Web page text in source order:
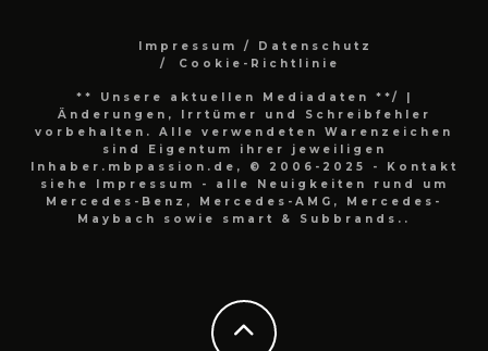
Impressum / Datenschutz
Cookie-Richtlinie
** Unsere aktuellen Mediadaten **/
|
Änderungen, Irrtümer und Schreibfehler
vorbehalten. Alle verwendeten Warenzeichen
sind Eigentum ihrer jeweiligen
Inhaber.mbpassion.de, © 2006-2025 - Kontakt
siehe Impressum - alle Neuigkeiten rund um
Mercedes-Benz, Mercedes-AMG, Mercedes-
Maybach sowie smart & Subbrands..